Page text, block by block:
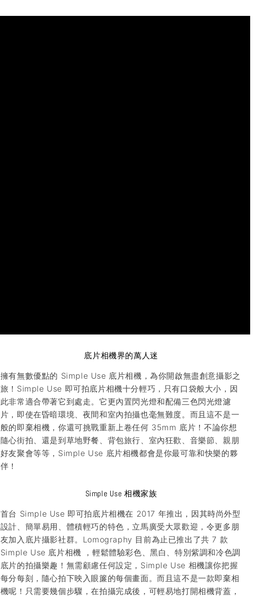
底片相機界的萬人迷
擁有無數優點的 Simple Use 底片相機，為你開啟無盡創意攝影之
旅！Simple Use 即可拍底片相機十分輕巧，只有口袋般大小，因
此非常適合帶著它到處走。它更內置閃光燈和配備三色閃光燈濾
片，即使在昏暗環境、夜間和室內拍攝也毫無難度。而且這不是一
般的即棄相機，你還可挑戰重新上卷任何 35mm 底片！不論你想
隨心街拍、還是到草地野餐、背包旅行、室內狂歡、音樂節、親朋
好友聚會等等，Simple Use 底片相機都會是你最可靠和快樂的夥
伴！
Simple Use 相機家族
首台 Simple Use 即可拍底片相機在 2017 年推出，因其時尚外型
設計、簡單易用、體積輕巧的特色，立馬廣受大眾歡迎，令更多朋
友加入底片攝影社群。Lomography 目前為止已推出了共 7 款
Simple Use 底片相機 ，輕鬆體驗彩色、黑白、特別紫調和冷色調
底片的拍攝樂趣！無需顧慮任何設定，Simple Use 相機讓你把握
每分每刻，隨心拍下映入眼簾的每個畫面。而且這不是一款即棄相
機呢！只需要幾個步驟，在拍攝完成後，可輕易地打開相機背蓋，